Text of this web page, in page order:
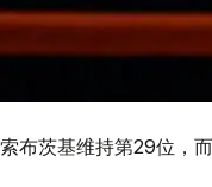
布茨基维持第29位，